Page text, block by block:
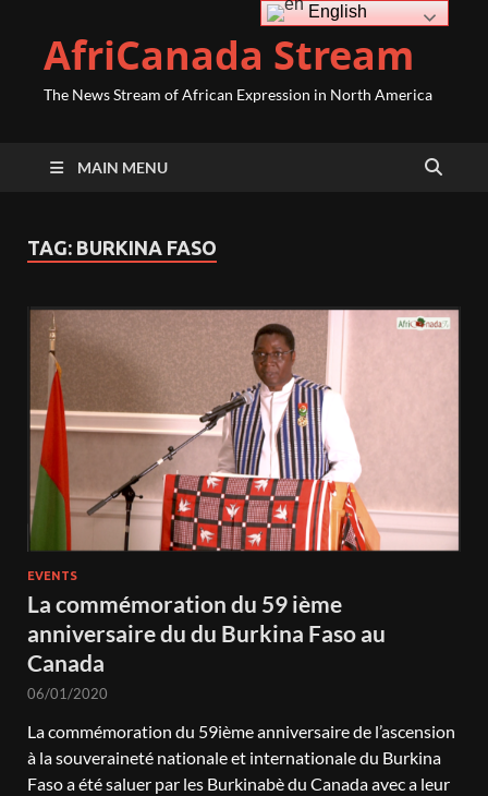
AfriCanada Stream
The News Stream of African Expression in North America
MAIN MENU
TAG: BURKINA FASO
EVENTS
La commémoration du 59 ième
anniversaire du du Burkina Faso au
Canada
06/01/2020
La commémoration du 59ième anniversaire de l’ascension
à la souveraineté nationale et internationale du Burkina
Faso a été saluer par les Burkinabè du Canada avec a leur
English